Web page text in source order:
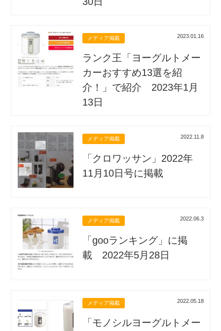
メディア掲載 2023.01.16
ランク王「ヨーグルトメー
カーおすすめ13選を紹
介！」で紹介 2023年1月
13日
メディア掲載 2022.11.8
「クロワッサン」2022年
11月10日号に掲載
メディア掲載 2022.06.3
「gooランキング」に掲
載 2022年5月28日
メディア掲載 2022.05.18
「モノシルヨーグルトメー